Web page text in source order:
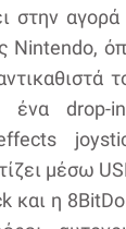
στην
Nintendo,
ένα
μέσω
και η